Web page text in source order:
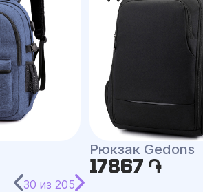
Рюкзак Gedons
17867 ֏
30 из 205